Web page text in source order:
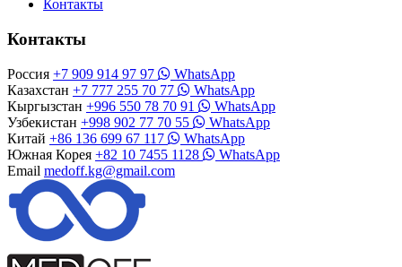
Контакты
Контакты
Россия +7 909 914 97 97
WhatsApp
Казахстан +7 777 255 70 77
WhatsApp
Кыргызстан +996 550 78 70 91
WhatsApp
Узбекистан +998 902 77 70 55
WhatsApp
Китай +86 136 699 67 117
WhatsApp
Южная Корея +82 10 7455 1128
WhatsApp
Email medoff.kg@gmail.com